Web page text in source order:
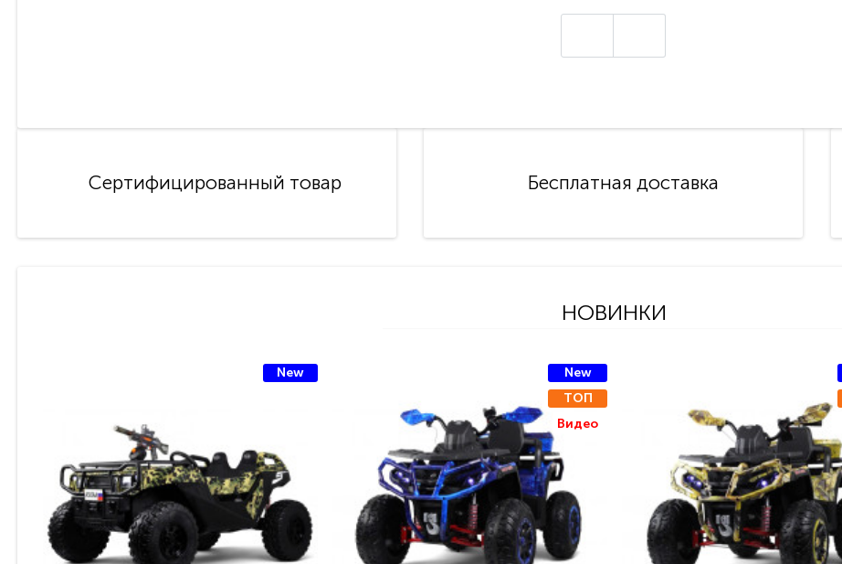
Сертифицированный товар Бесплатная доставка
НОВИНКИ
New
New
ТОП
Видео